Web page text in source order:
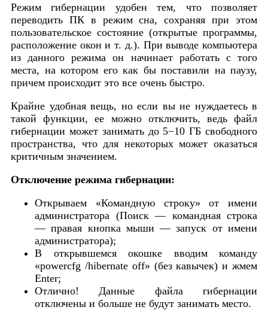
Режим гибернации удобен тем, что позволяет
переводить ПК в режим сна, сохраняя при этом
пользовательское состояние (открытые программы,
расположение окон и т. д.). При выводе компьютера
из данного режима он начинает работать с того
места, на котором его как бы поставили на паузу,
причем происходит это все очень быстро.
Крайне удобная вещь, но если вы не нуждаетесь в
такой функции, ее можно отключить, ведь файл
гибернации может занимать до 5−10 ГБ свободного
пространства, что для некоторых может оказаться
критичным значением.
Отключение режима гибернации:
Открываем «Командную строку» от имени
администратора (Поиск — командная строка
— правая кнопка мыши — запуск от имени
администратора);
В открывшемся окошке вводим команду
«powercfg /hibernate off» (без кавычек) и жмем
Enter;
Отлично! Данные файла гибернации
отключены и больше не будут занимать место.